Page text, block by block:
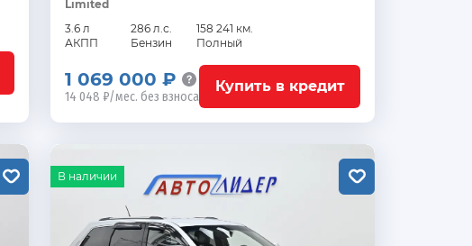
Limited
3.6 л
286 л.с.
158 241 км.
АКПП
Бензин Полный
Купить в кредит
1 069 000 ₽
14 048 ₽/мес. без взноса
В наличии